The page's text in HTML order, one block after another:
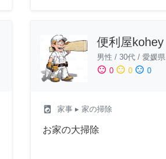
便利屋kohey
男性 / 30代/ 愛媛県
sentiment_satisfied 0 sentiment_neutral 0 sentiment_dissatisfied 0
local_laundry_service 家事▸ 家の掃除
お家の大掃除